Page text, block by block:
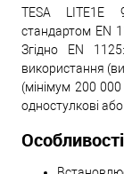
TESA LITE1E
стандартом EN
Згідно EN
використання
(мінімум 200
одностулкові